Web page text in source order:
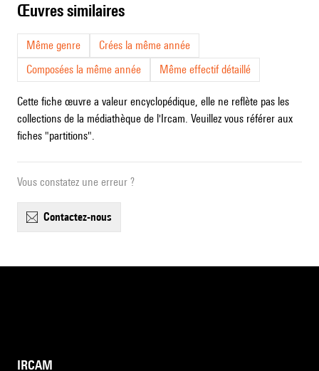
œuvres similaires
Même genre
Crées la même année
Composées la même année
Même effectif détaillé
Cette fiche œuvre a valeur encyclopédique, elle ne reflète pas les
collections de la médiathèque de l'Ircam. Veuillez vous référer aux
fiches "partitions".
Vous constatez une erreur ?
contactez-nous
IRCAM